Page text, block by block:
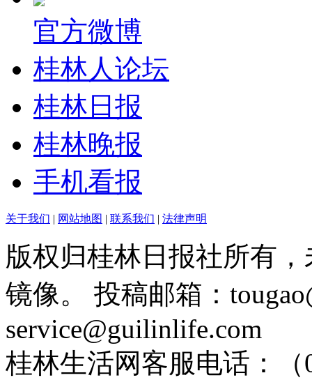
官方微博
桂林人论坛
桂林日报
桂林晚报
手机看报
关于我们 | 网站地图 | 联系我们 | 法律声明
版权归桂林日报社所有
镜像。 投稿邮箱：
service@guilinlife.com
桂林生活网客服电话：（